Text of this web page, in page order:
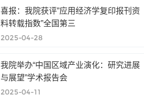
喜报：我院获评”应用经济学复印报刊资
料转载指数”全国第三
2025-04-28
我院举办“中国区域产业演化：研究进展
与展望”学术报告会
2025-04-11